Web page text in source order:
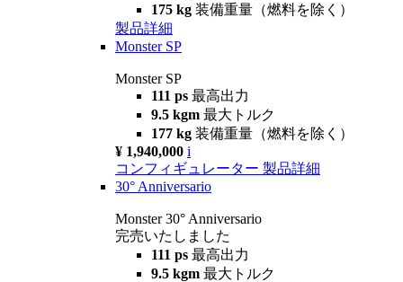
175 kg 装備重量（燃料を除く）
製品詳細
Monster SP
Monster SP
111 ps 最高出力
9.5 kgm 最大トルク
177 kg 装備重量（燃料を除く）
¥ 1,940,000 i
コンフィギュレーター 製品詳細
30° Anniversario
Monster 30° Anniversario
完売いたしました
111 ps 最高出力
9.5 kgm 最大トルク